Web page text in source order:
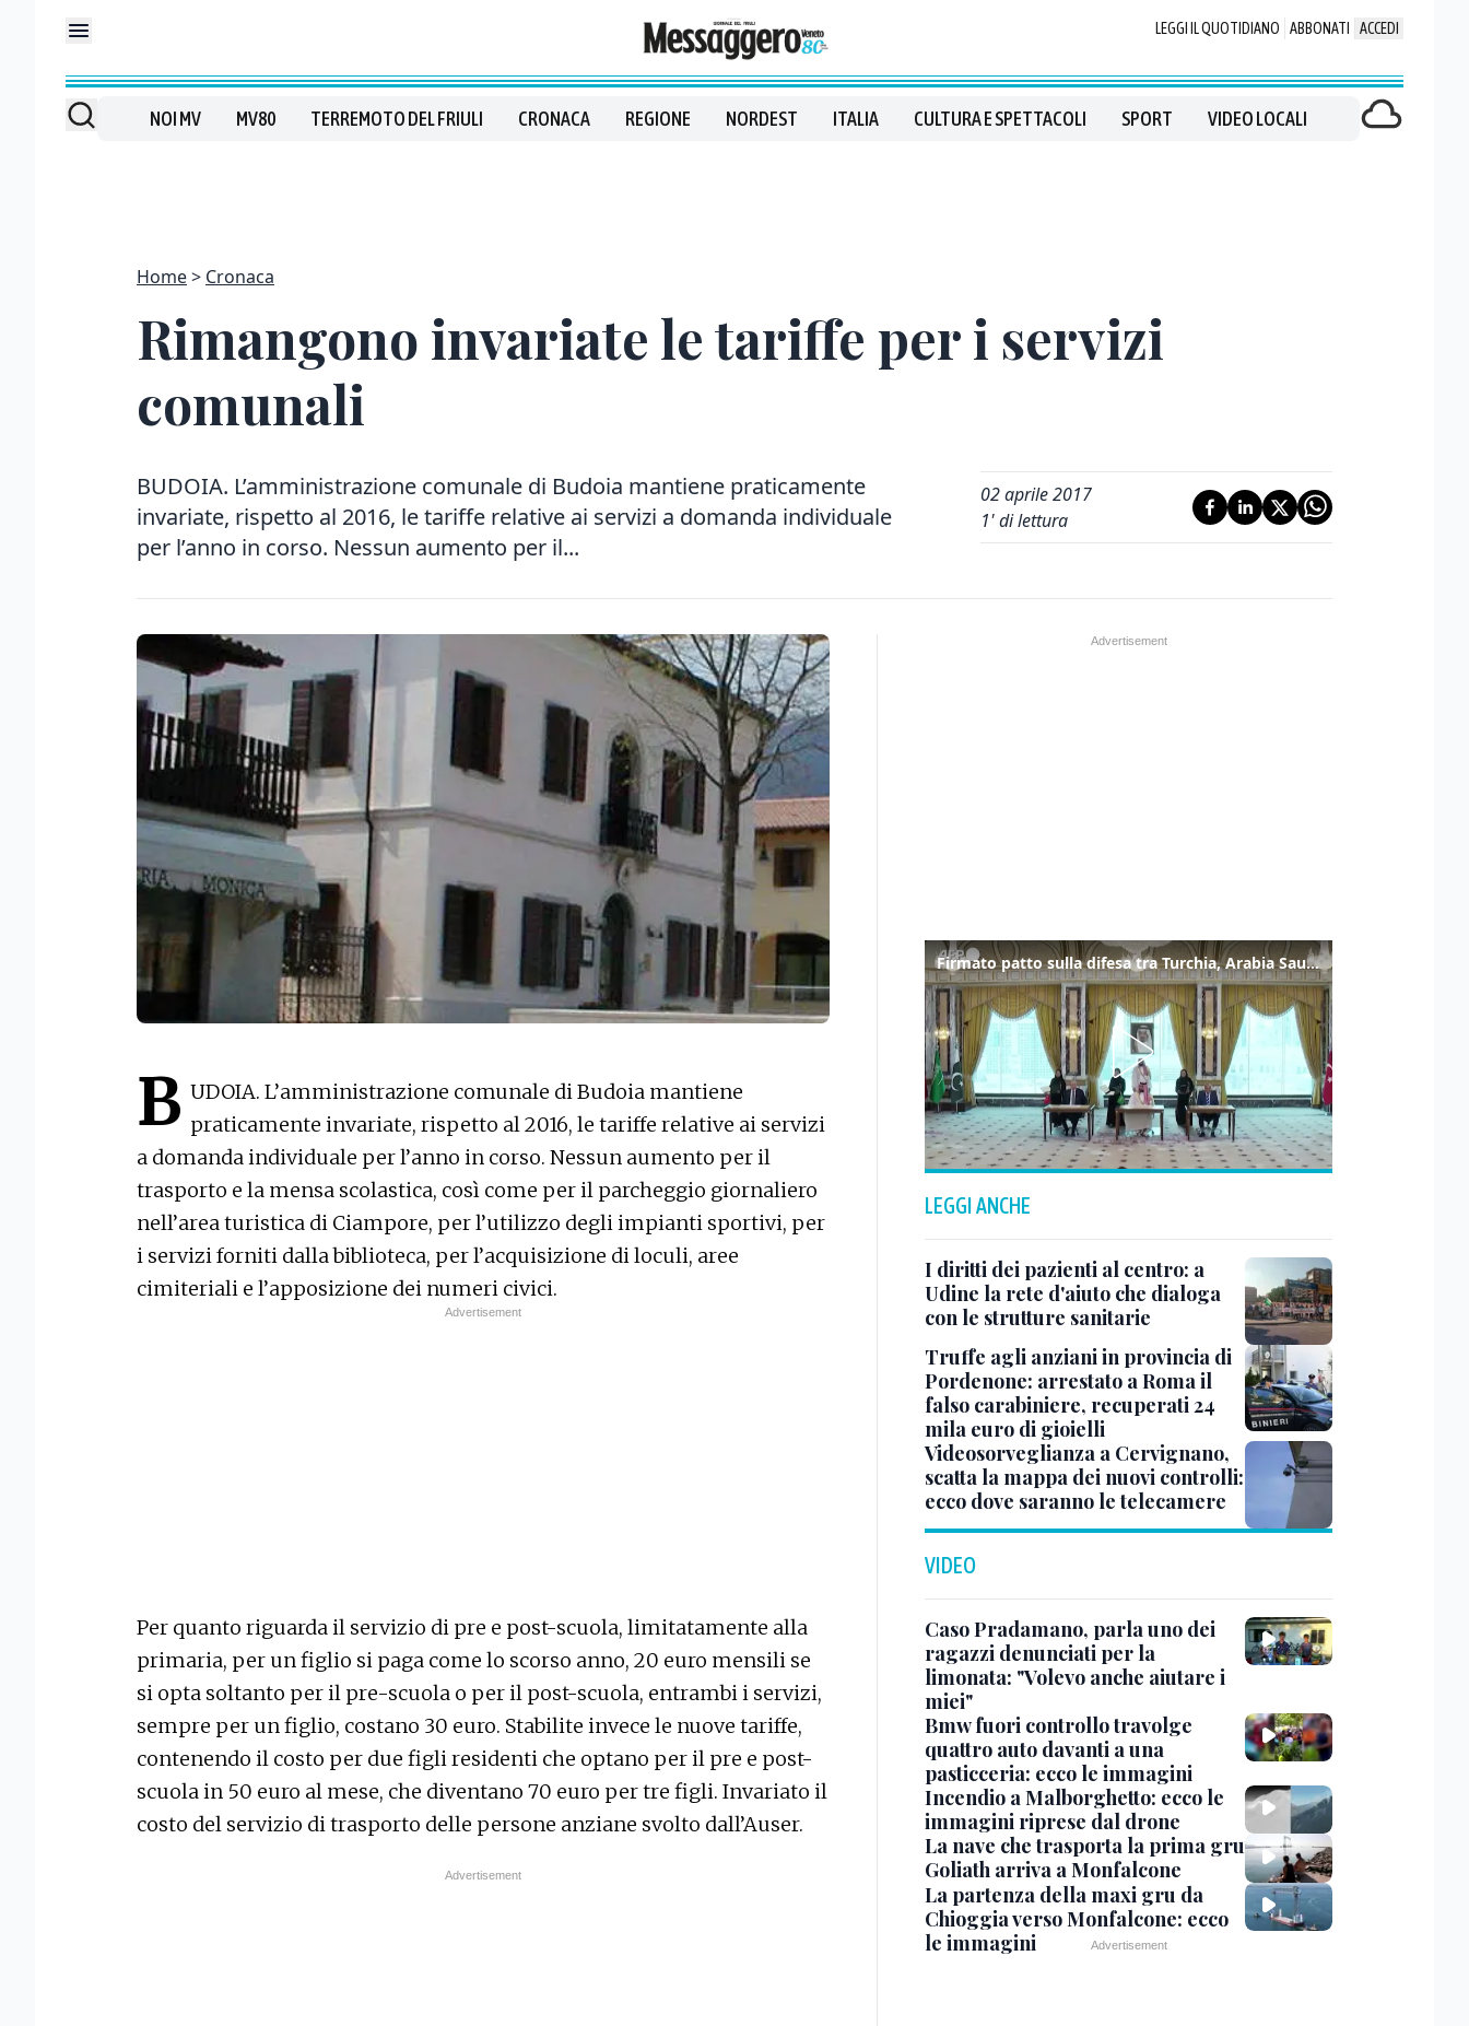
LEGGI IL QUOTIDIANO ABBONATI ACCEDI
NOI MV MV80 TERREMOTO DEL FRIULI CRONACA REGIONE NORDEST ITALIA CULTURA E SPETTACOLI SPORT VIDEO LOCALI
Home Cronaca
Rimangono invariate le tariffe per i servizi
comunali
BUDOIA. L’amministrazione comunale di Budoia mantiene praticamente
invariate, rispetto al 2016, le tariffe relative ai servizi a domanda individuale
per l’anno in corso. Nessun aumento per il...
02 aprile 2017
1' di lettura
B UDOIA. L’amministrazione comunale di Budoia mantiene
praticamente invariate, rispetto al 2016, le tariffe relative ai servizi
a domanda individuale per l’anno in corso. Nessun aumento per il
trasporto e la mensa scolastica, così come per il parcheggio giornaliero
nell’area turistica di Ciampore, per l’utilizzo degli impianti sportivi, per
i servizi forniti dalla biblioteca, per l’acquisizione di loculi, aree
cimiteriali e l’apposizione dei numeri civici.
Per quanto riguarda il servizio di pre e post-scuola, limitatamente alla
primaria, per un figlio si paga come lo scorso anno, 20 euro mensili se
si opta soltanto per il pre-scuola o per il post-scuola, entrambi i servizi,
sempre per un figlio, costano 30 euro. Stabilite invece le nuove tariffe,
contenendo il costo per due figli residenti che optano per il pre e post-
scuola in 50 euro al mese, che diventano 70 euro per tre figli. Invariato il
costo del servizio di trasporto delle persone anziane svolto dall’Auser.
Firmato patto sulla difesa tra Turchia, Arabia Saudita e Pakistan
LEGGI ANCHE
I diritti dei pazienti al centro: a
Udine la rete d'aiuto che dialoga
con le strutture sanitarie
Truffe agli anziani in provincia di
Pordenone: arrestato a Roma il
falso carabiniere, recuperati 24
mila euro di gioielli
Videosorveglianza a Cervignano,
scatta la mappa dei nuovi controlli:
ecco dove saranno le telecamere
VIDEO
Caso Pradamano, parla uno dei
ragazzi denunciati per la
limonata: "Volevo anche aiutare i
miei"
Bmw fuori controllo travolge
quattro auto davanti a una
pasticceria: ecco le immagini
Incendio a Malborghetto: ecco le
immagini riprese dal drone
La nave che trasporta la prima gru
Goliath arriva a Monfalcone
La partenza della maxi gru da
Chioggia verso Monfalcone: ecco
le immagini